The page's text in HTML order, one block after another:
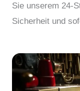
Sie unserem 24-
Sicherheit und